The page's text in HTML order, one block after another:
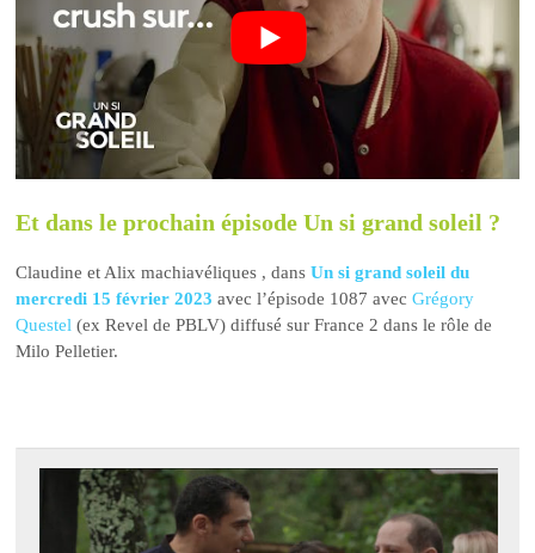
Et dans le prochain épisode Un si grand soleil ?
Claudine et Alix machiavéliques , dansUn si grand soleil du
mercredi 15 février 2023avec l’épisode 1087 avecGrégory
Questel (ex Revel de PBLV) diffusé sur France 2 dans le rôle de
Milo Pelletier.